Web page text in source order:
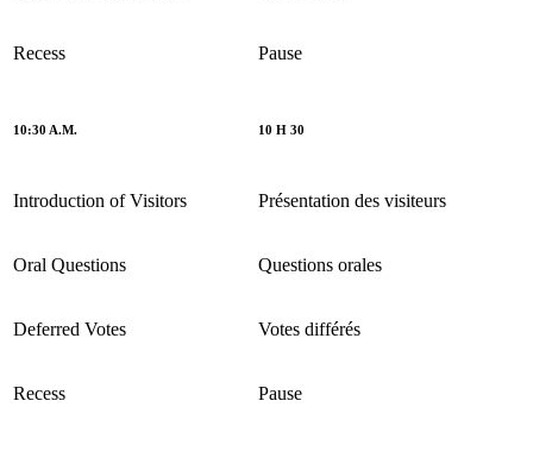
Recess Pause
10:30 A.M. 10 H 30
Introduction of Visitors Présentation des visiteurs
Oral Questions Questions orales
Deferred Votes Votes différés
Recess Pause